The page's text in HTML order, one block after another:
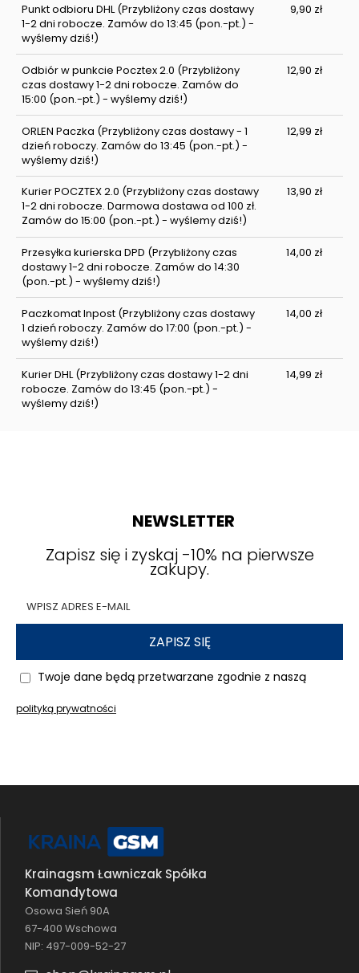
Punkt odbioru DHL(Przybliżony czas dostawy
1-2 dni robocze. Zamów do 13:45 (pon.-pt.) -
wyślemy dziś!)
9,90 zł
Odbiór w punkcie Pocztex 2.0 (Przybliżony
czas dostawy 1-2 dni robocze. Zamów do
15:00 (pon.-pt.) - wyślemy dziś!)
12,90 zł
ORLEN Paczka (Przybliżony czas dostawy - 1
dzień roboczy. Zamów do 13:45 (pon.-pt.) -
wyślemy dziś!)
12,99 zł
Kurier POCZTEX 2.0 (Przybliżony czas dostawy
1-2 dni robocze. Darmowa dostawa od 100 zł.
Zamów do 15:00 (pon.-pt.) - wyślemy dziś!)
13,90 zł
Przesyłka kurierska DPD (Przybliżony czas
dostawy 1-2 dni robocze. Zamów do 14:30
(pon.-pt.) - wyślemy dziś!)
14,00 zł
Paczkomat Inpost(Przybliżony czas dostawy
1 dzień roboczy. Zamów do 17:00 (pon.-pt.) -
wyślemy dziś!)
14,00 zł
Kurier DHL(Przybliżony czas dostawy 1-2 dni
robocze. Zamów do 13:45 (pon.-pt.) -
wyślemy dziś!)
14,99 zł
NEWSLETTER
Zapisz się i zyskaj -10% na pierwsze
zakupy.
ZAPISZ SIĘ
Twoje dane będą przetwarzane zgodnie z naszą
polityką prywatności
Krainagsm Ławniczak Spółka
Komandytowa
Osowa Sień 90A
67-400 Wschowa
NIP: 497-009-52-27